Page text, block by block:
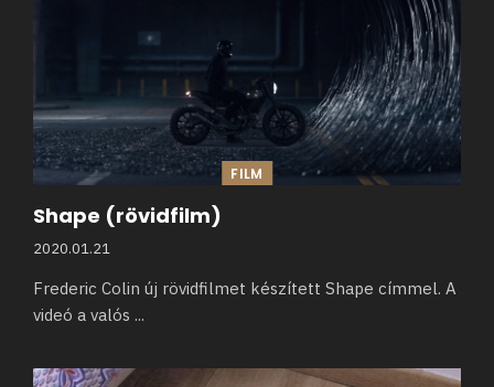
FILM
Shape (rövidfilm)
2020.01.21
Frederic Colin új rövidfilmet készített Shape címmel. A
videó a valós ...